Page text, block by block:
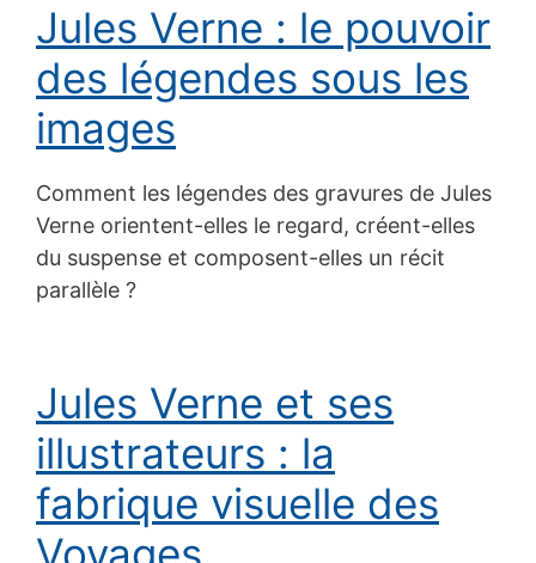
Jules Verne : le pouvoir
des légendes sous les
images
Comment les légendes des gravures de Jules
Verne orientent-elles le regard, créent-elles
du suspense et composent-elles un récit
parallèle ?
Jules Verne et ses
illustrateurs : la
fabrique visuelle des